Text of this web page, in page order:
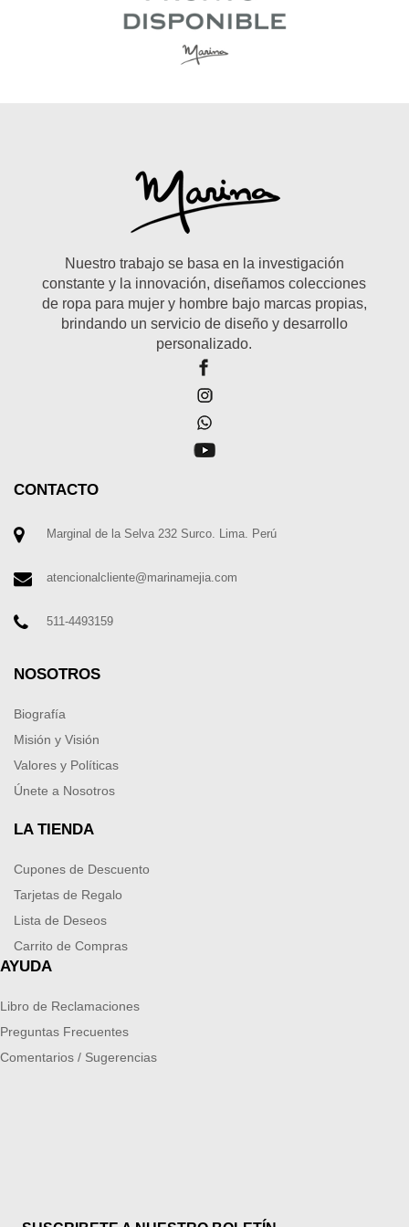
Nuestro trabajo se basa en la investigación
constante y la innovación, diseñamos colecciones
de ropa para mujer y hombre bajo marcas propias,
brindando un servicio de diseño y desarrollo
personalizado.
CONTACTO
Marginal de la Selva 232 Surco. Lima. Perú
atencionalcliente@marinamejia.com
511-4493159
NOSOTROS
Biografía
Misión y Visión
Valores y Políticas
Únete a Nosotros
LA TIENDA
Cupones de Descuento
Tarjetas de Regalo
Lista de Deseos
Carrito de Compras
AYUDA
Libro de Reclamaciones
Preguntas Frecuentes
Comentarios / Sugerencias